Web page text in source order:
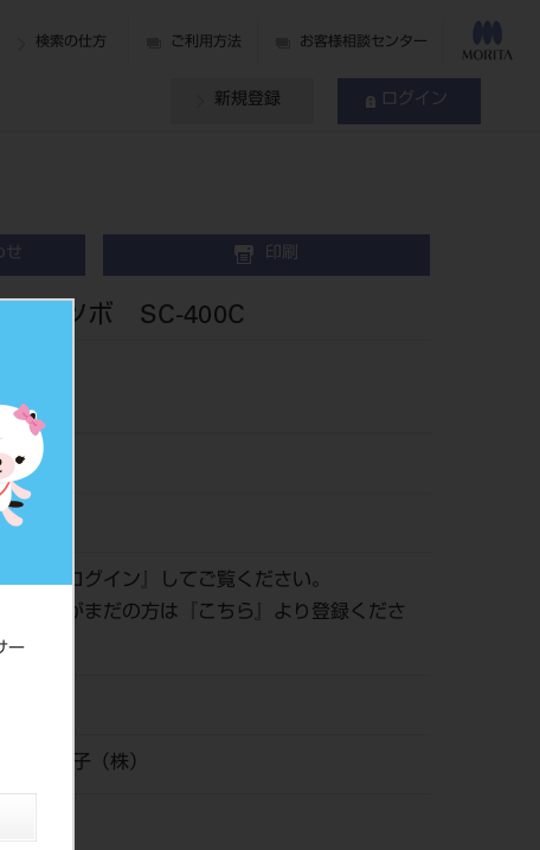
ー
検索の仕方 ご利用方法 お客様相談センター
新規登録 ログイン
せ 印刷
ンルツボ SC-400C
ボ
認は『ログイン 』してご覧ください。
員登録がまだの方は『
こちら
』より登録くださ
カル電子（株）